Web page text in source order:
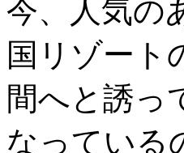
今、人気の
国リゾート
間へと誘っ
なっている